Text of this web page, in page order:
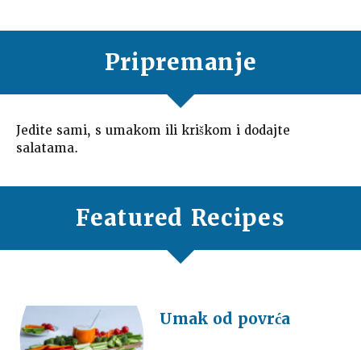
Pripremanje
Jedite sami, s umakom ili kriškom i dodajte
salatama.
Featured Recipes
Umak od povrća